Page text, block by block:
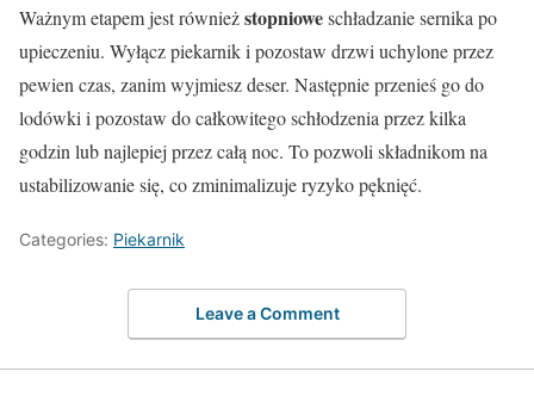
Ważnym etapem jest równieżstopnioweschładzanie sernika po
upieczeniu. Wyłącz piekarnik i pozostaw drzwi uchylone przez
pewien czas, zanim wyjmiesz deser. Następnie przenieś go do
lodówki i pozostaw do całkowitego schłodzenia przez kilka
godzin lub najlepiej przez całą noc. To pozwoli składnikom na
ustabilizowanie się, co zminimalizuje ryzyko pęknięć.
Categories: Piekarnik
Leave a Comment